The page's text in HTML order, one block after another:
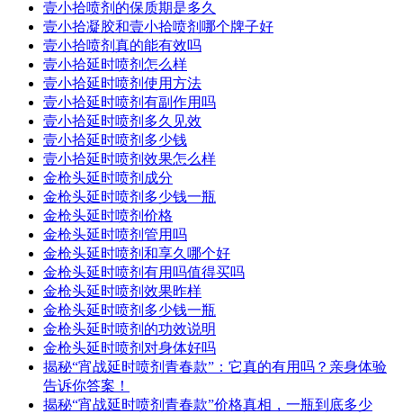
壹小拾喷剂的保质期是多久
壹小拾凝胶和壹小拾喷剂哪个牌子好
壹小拾喷剂真的能有效吗
壹小拾延时喷剂怎么样
壹小拾延时喷剂使用方法
壹小拾延时喷剂有副作用吗
壹小拾延时喷剂多久见效
壹小拾延时喷剂多少钱
壹小拾延时喷剂效果怎么样
金枪头延时喷剂成分
金枪头延时喷剂多少钱一瓶
金枪头延时喷剂价格
金枪头延时喷剂管用吗
金枪头延时喷剂和享久哪个好
金枪头延时喷剂有用吗值得买吗
金枪头延时喷剂效果昨样
金枪头延时喷剂多少钱一瓶
金枪头延时喷剂的功效说明
金枪头延时喷剂对身体好吗
揭秘“宵战延时喷剂青春款”：它真的有用吗？亲身体验
告诉你答案！
揭秘“宵战延时喷剂青春款”价格真相，一瓶到底多少